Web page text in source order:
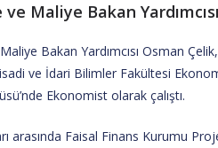
ve Maliye Bakan
Bakan Yardımcısı Osman
ve İdari Bilimler Fakültesi
Ekonomist olarak çalıştı.
arasında Faisal Finans Kurumu